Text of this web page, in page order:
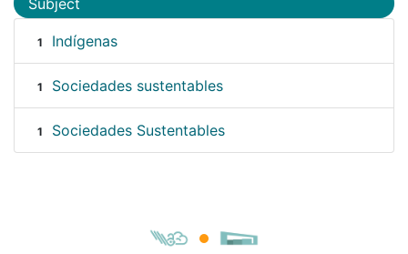
1 Indígenas
1 Sociedades sustentables
1 Sociedades Sustentables